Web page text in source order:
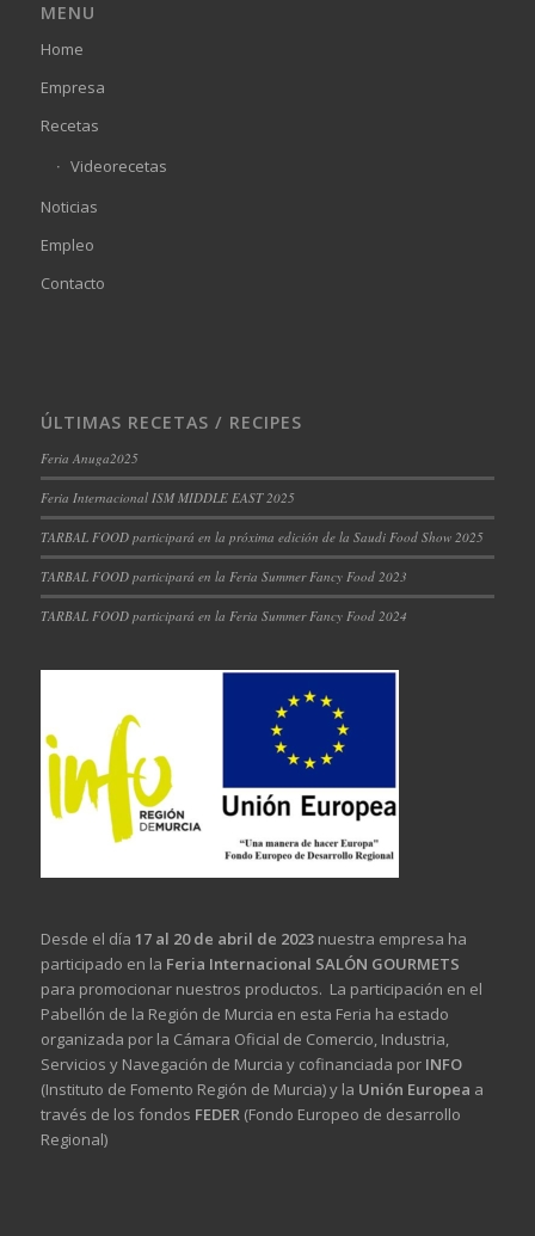
MENU
Home
Empresa
Recetas
Videorecetas
Noticias
Empleo
Contacto
ÚLTIMAS RECETAS / RECIPES
Feria Anuga2025
Feria Internacional ISM MIDDLE EAST 2025
TARBAL FOOD participará en la próxima edición de la Saudi Food Show 2025
TARBAL FOOD participará en la Feria Summer Fancy Food 2023
TARBAL FOOD participará en la Feria Summer Fancy Food 2024
Desde el día 17 al 20 de abril de 2023nuestra empresa ha
participado en la Feria Internacional SALÓN GOURMETS
para promocionar nuestros productos. La participación en el
Pabellón de la Región de Murcia en esta Feria ha estado
organizada por la Cámara Oficial de Comercio, Industria,
Servicios y Navegación de Murcia y cofinanciada por INFO
(Instituto de Fomento Región de Murcia) y la Unión Europea a
través de los fondos FEDER(Fondo Europeo de desarrollo
Regional)